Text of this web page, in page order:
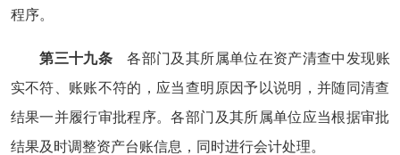
程序。
第三十九条 各部门及其所属单位在资产清查中发现账
实不符、账账不符的，应当查明原因予以说明，并随同清查
结果一并履行审批程序。各部门及其所属单位应当根据审批
结果及时调整资产台账信息，同时进行会计处理。